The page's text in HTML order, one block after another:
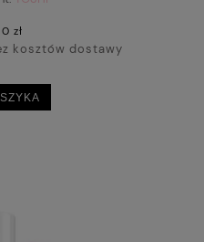
zł
kosztów dostawy